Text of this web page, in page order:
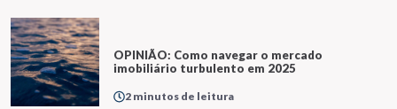
OPINIÃO: Como navegar o mercado
imobiliário turbulento em 2025
2 minutos de leitura